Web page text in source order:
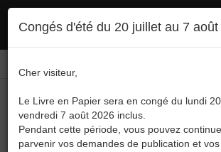
l'utilisation :politique en matière de
Congés d'été du 20 juillet au 7
Cher visiteur,
Le Livre en Papier sera en congé du lundi
vendredi 7 août 2026 inclus.
Pendant cette période, vous pouvez
parvenir vos demandes de publication et